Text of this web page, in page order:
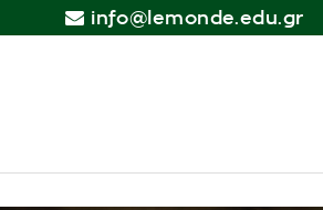
info@lemonde.edu.gr